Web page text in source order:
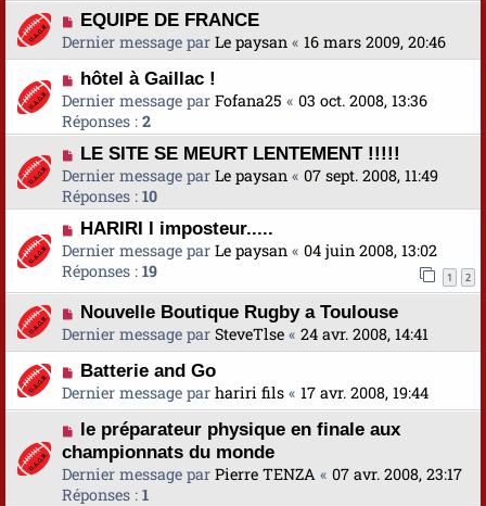
EQUIPE DE FRANCE
Dernier message par Le paysan « 16 mars 2009, 20:46
hôtel à Gaillac !
Dernier message par Fofana25 « 03 oct. 2008, 13:36
Réponses : 2
LE SITE SE MEURT LENTEMENT !!!!!
Dernier message par Le paysan « 07 sept. 2008, 11:49
Réponses : 10
HARIRI l imposteur.....
Dernier message par Le paysan « 04 juin 2008, 13:02
Réponses : 19 1 2
Nouvelle Boutique Rugby a Toulouse
Dernier message par SteveTlse « 24 avr. 2008, 14:41
Batterie and Go
Dernier message par hariri fils « 17 avr. 2008, 19:44
le préparateur physique en finale aux
championnats du monde
Dernier message par Pierre TENZA « 07 avr. 2008, 23:17
Réponses : 1